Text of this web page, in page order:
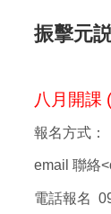
振擊元
八月開課
報名方式：
email 聯絡<
電話報名